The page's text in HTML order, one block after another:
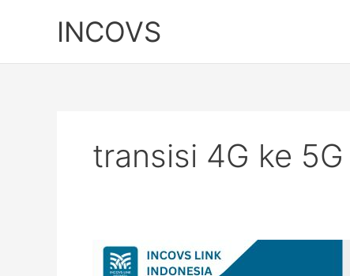
INCOVS
transisi 4G ke 5G
Prediksi
Perkembangan